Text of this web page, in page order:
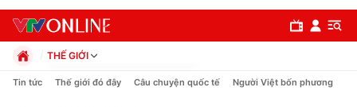
THẾ GIỚI
Chính trị
Tin tức Thế giới đó đây Câu chuyện quốc tế Người Việt bốn phương